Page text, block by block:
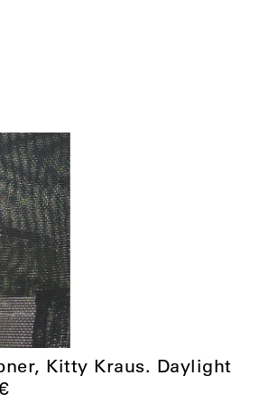
Kitty Kraus. Daylight